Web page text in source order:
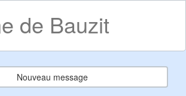
de Bauzit
Nouveau message